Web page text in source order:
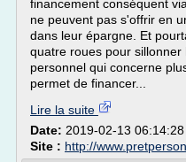
financement conséquent
ne peuvent pas s'offrir en
dans leur épargne. Et
quatre roues pour
personnel qui concerne
permet de financer...
Lire la suite
Date: 2019-02-13 06:14:28
Site : http://